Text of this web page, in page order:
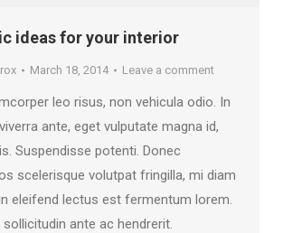
ideas for your interior
rox March 18, 2014 Leave a comment
leo risus, non vehicula odio. In
ante, eget vulputate magna id,
Suspendisse potenti. Donec
scelerisque volutpat fringilla, mi diam
eleifend lectus est fermentum lorem.
ante ac hendrerit.